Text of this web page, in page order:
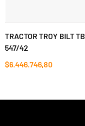
TRACTOR TROY BILT TB
547/42
$6.446.746,80